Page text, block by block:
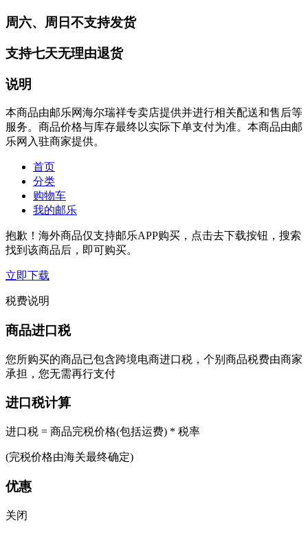
周六、周日不支持发货
支持七天无理由退货
说明
本商品由邮乐网海尔瑞祥专卖店提供并进行相关配送和售后等
服务。商品价格与库存最终以实际下单支付为准。本商品由邮
乐网入驻商家提供。
首页
分类
购物车
我的邮乐
抱歉！海外商品仅支持邮乐APP购买，点击去下载按钮，搜索
找到该商品后，即可购买。
立即下载
税费说明
商品进口税
您所购买的商品已包含跨境电商进口税，个别商品税费由商家
承担，您无需再行支付
进口税计算
进口税 = 商品完税价格(包括运费) * 税率
(完税价格由海关最终确定)
优惠
关闭